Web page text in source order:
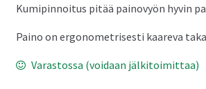
Kumipinnoitus pitää painovyön hyvin
Paino on ergonometrisesti kaareva
Varastossa (voidaan jälkitoimittaa)